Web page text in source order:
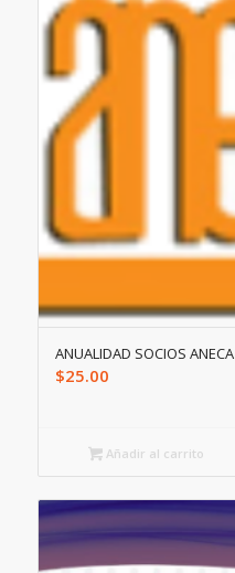
ANUALIDAD SOCIOS ANECA
$25.00
Añadir al carrito